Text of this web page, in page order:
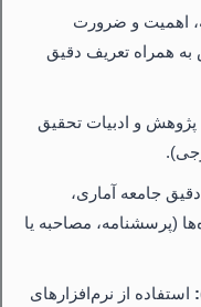
اهمیت و ضرورت
همراه تعریف دقیق
و ادبیات تحقیق
جامعه آماری،
(پرسشنامه، مصاحبه یا
استفاده از نرم‌افزارهای